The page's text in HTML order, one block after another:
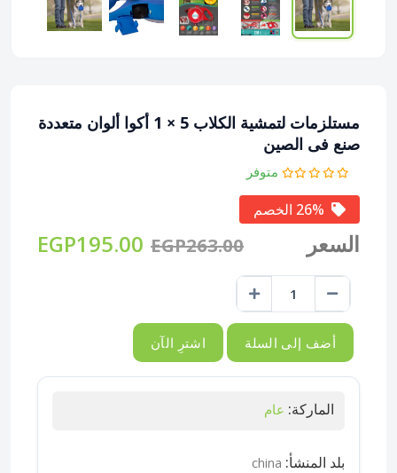
مستلزمات لتمشية الكلاب 5 × 1 أكوا ألوان متعددة
صنع فى الصين
متوفر
السعر EGP263.00
EGP195.00
أضف إلى السلة اشترِ الآن
الماركة: عام
بلد المنشأ: china